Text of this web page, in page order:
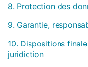
8. Protection des
9. Garantie,
10. Dispositions
juridiction